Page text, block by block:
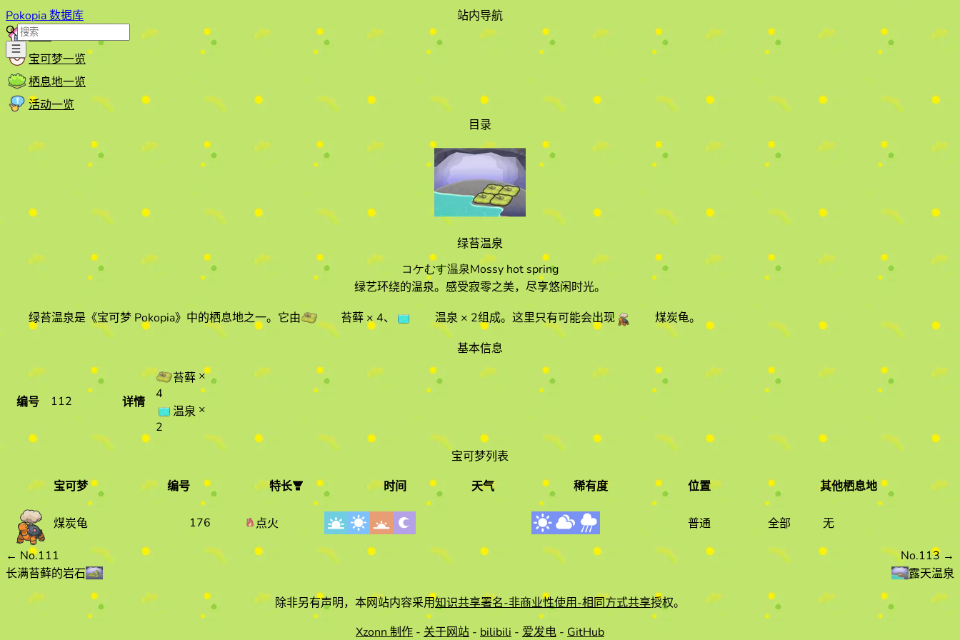
Pokopia 数据库
站内导航
首页
宝可梦一览
栖息地一览
活动一览
目录
绿苔温泉
コケむす温泉Mossy hot spring
绿艺环绕的温泉。感受寂零之美，尽享悠闲时光。
绿苔温泉是《宝可梦 Pokopia》中的栖息地之一。它由 苔藓 × 4、 温泉 × 2组成。 这里只有可能会出现 煤炭龟。
基本信息
编号 112 详情
苔藓 ×
4
温泉 ×
2
宝可梦列表
宝可梦
编号 特长 时间 天气 稀有度 位置
其他栖息地
宝可梦
编号 时间 天气 位置
其他栖息地
煤炭龟
176 点火 普通 全部 无
← No.111
长满苔藓的岩石
No.113→
露天温泉
除非另有声明，本网站内容采用知识共享署名-非商业性使用-相同方式共享授权。
Xzonn 制作 - 关于网站 - bilibili - 爱发电 - GitHub